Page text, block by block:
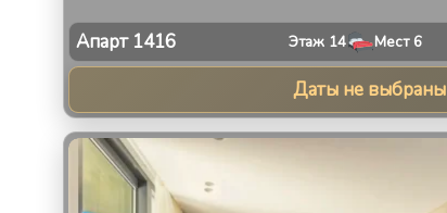
Апарт 1416 Этаж 14 Мест 6
Даты не выбраны